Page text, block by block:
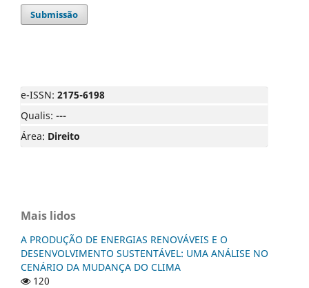
Submissão
e-ISSN: 2175-6198
Qualis: ---
Área: Direito
Mais lidos
A PRODUÇÃO DE ENERGIAS RENOVÁVEIS E O
DESENVOLVIMENTO SUSTENTÁVEL: UMA ANÁLISE NO
CENÁRIO DA MUDANÇA DO CLIMA
120